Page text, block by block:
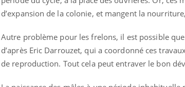
d’expansion de la colonie, et mangent la
Autre problème pour les frelons, il est possible
d’après Eric Darrouzet, qui a coordonné ces
de reproduction. Tout cela peut entraver le bon